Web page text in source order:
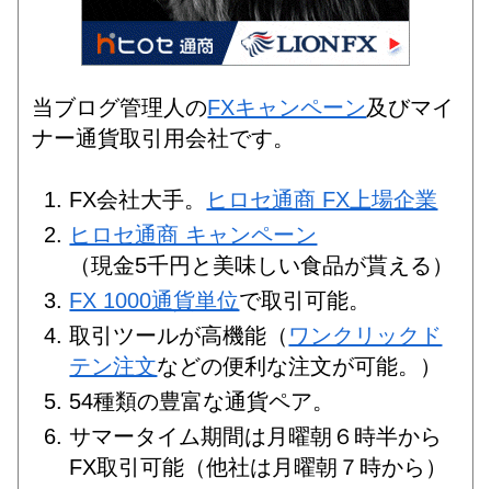
当ブログ管理人のFXキャンペーン及びマイ
ナー通貨取引用会社です。
FX会社大手。
ヒロセ通商 FX上場企業
ヒロセ通商 キャンペーン
（現金5千円と美味しい食品が貰える）
FX 1000通貨単位で取引可能。
取引ツールが高機能（ ワンクリックド
テン注文などの便利な注文が可能。）
54種類の豊富な通貨ペア。
サマータイム期間は月曜朝６時半から
FX取引可能（他社は月曜朝７時から）